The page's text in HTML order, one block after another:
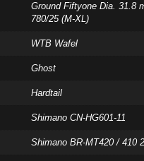
Ground Fiftyone Dia. 31.8
780/25 (M-XL)
WTB Wafel
Ghost
Hardtail
Shimano CN-HG601-11
Shimano BR-MT420 / 410